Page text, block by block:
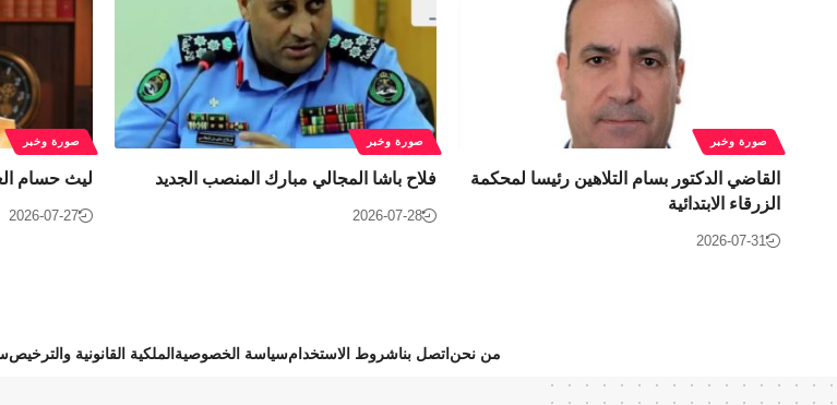
صورة وخبر
القاضي الدكتور بسام التلاهين رئيسا لمحكمة
الزرقاء الابتدائية
2026-07-31
صورة وخبر
فلاح باشا المجالي مبارك المنصب الجديد
2026-07-28
صورة وخبر
ليث حسام
2026-07-27
من نحن اتصل بناشروط الاستخدامسياسة الخصوصية الملكية القانونية والترخيص